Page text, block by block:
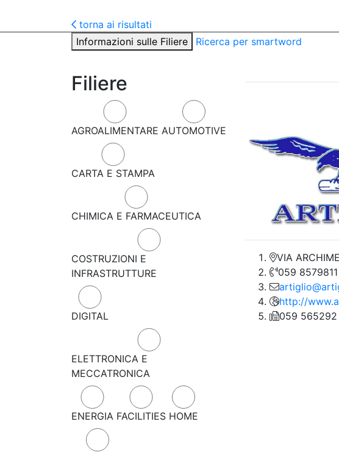
torna ai risultati
Informazioni sulle Filiere
Ricerca per smartword
Filiere
AGROALIMENTARE AUTOMOTIVE
CARTA E STAMPA
CHIMICA E FARMACEUTICA
COSTRUZIONI E
INFRASTRUTTURE
DIGITAL
ELETTRONICA E
MECCATRONICA
ENERGIA FACILITIES HOME
VIA
059 8579811
http://
059 565292